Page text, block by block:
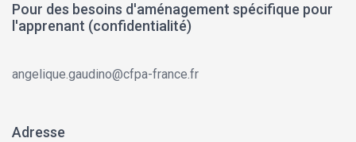
Pour des besoins d'aménagement spécifique pour
l'apprenant (confidentialité)
angelique.gaudino@cfpa-france.fr
Adresse